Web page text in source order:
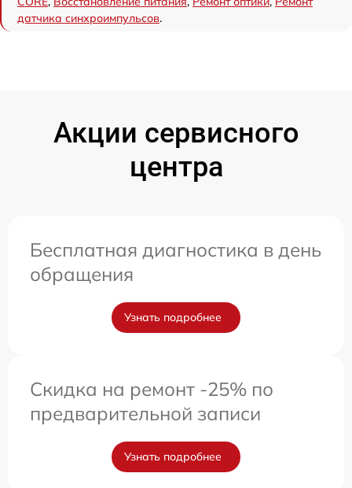
датчика синхроимпульсов.
Акции сервисного
центра
Бесплатная диагностика в день
обращения
Узнать подробнее
Скидка на ремонт -25% по
предварительной записи
Узнать подробнее